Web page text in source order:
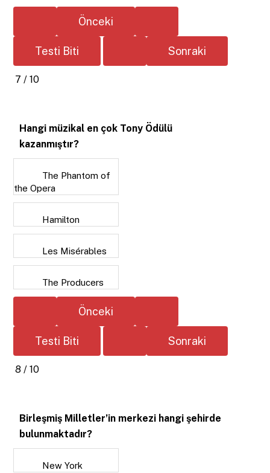
7 / 10
Hangi müzikal en çok Tony Ödülü
kazanmıştır?
The Phantom of
the Opera
Hamilton
Les Misérables
The Producers
8 / 10
Birleşmiş Milletler’in merkezi hangi şehirde
bulunmaktadır?
New York